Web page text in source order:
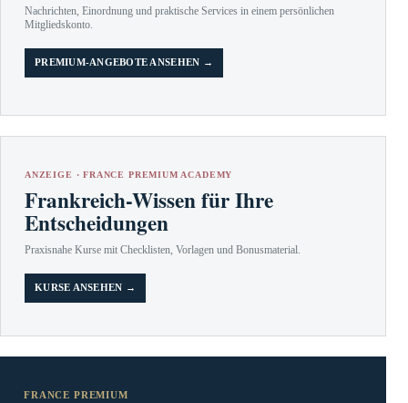
Nachrichten, Einordnung und praktische Services in einem persönlichen
Mitgliedskonto.
PREMIUM-ANGEBOTE ANSEHEN →
ANZEIGE · FRANCE PREMIUM ACADEMY
Frankreich-Wissen für Ihre
Entscheidungen
Praxisnahe Kurse mit Checklisten, Vorlagen und Bonusmaterial.
KURSE ANSEHEN →
FRANCE PREMIUM